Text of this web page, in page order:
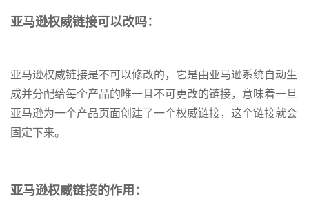
亚马逊权威链接可以改吗：
亚马逊权威链接是不可以修改的，它是由亚马逊系统自动生
成并分配给每个产品的唯一且不可更改的链接，意味着一旦
亚马逊为一个产品页面创建了一个权威链接，这个链接就会
固定下来。
亚马逊权威链接的作用：